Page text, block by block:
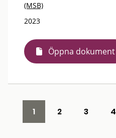
(MSB)
2023
Öppna dokument
1 2 3 4